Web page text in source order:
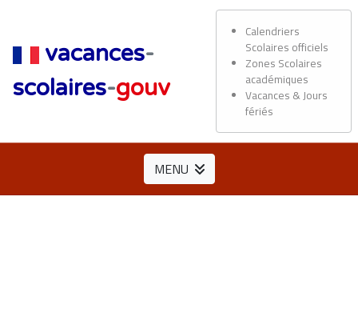
vacances-
scolaires-gouv
Calendriers
Scolaires officiels
Zones Scolaires
académiques
Vacances & Jours
fériés
MENU